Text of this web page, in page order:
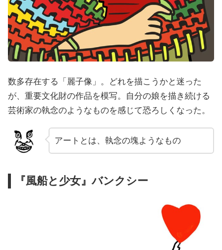
数多存在する「麗子像」。どれを描こうかと迷った
が、重要文化財の作品を模写。自分の娘を描き続ける
芸術家の執念のようなものを感じて恐ろしくなった。
アートとは、執念の塊ようなもの
『風船と少女』バンクシー